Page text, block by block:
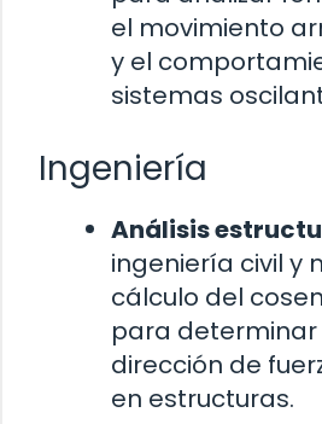
el movimiento
y el
sistemas
Ingeniería
Análisis
ingeniería civil y
cálculo del
para determinar
dirección de
en estructuras.